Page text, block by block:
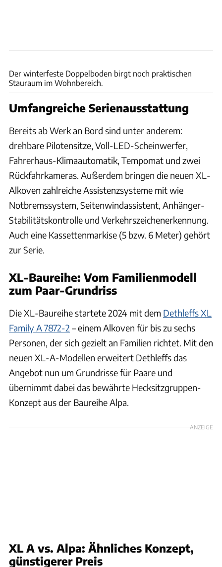
Der winterfeste Doppelboden birgt noch praktischen
Stauraum im Wohnbereich.
Umfangreiche Serienausstattung
Bereits ab Werk an Bord sind unter anderem:
drehbare Pilotensitze, Voll-LED-Scheinwerfer,
Fahrerhaus-Klimaautomatik, Tempomat und zwei
Rückfahrkameras. Außerdem bringen die neuen XL-
Alkoven zahlreiche Assistenzsysteme mit wie
Notbremssystem, Seitenwindassistent, Anhänger-
Stabilitätskontrolle und Verkehrszeichenerkennung.
Auch eine Kassettenmarkise (5 bzw. 6 Meter) gehört
zur Serie.
XL-Baureihe: Vom Familienmodell
zum Paar-Grundriss
Die XL-Baureihe startete 2024 mit dem Dethleffs XL
Family A 7872-2 – einem Alkoven für bis zu sechs
Personen, der sich gezielt an Familien richtet. Mit den
neuen XL-A-Modellen erweitert Dethleffs das
Angebot nun um Grundrisse für Paare und
übernimmt dabei das bewährte Hecksitzgruppen-
Konzept aus der Baureihe Alpa.
ANZEIGE
XL A vs. Alpa: Ähnliches Konzept,
günstigerer Preis